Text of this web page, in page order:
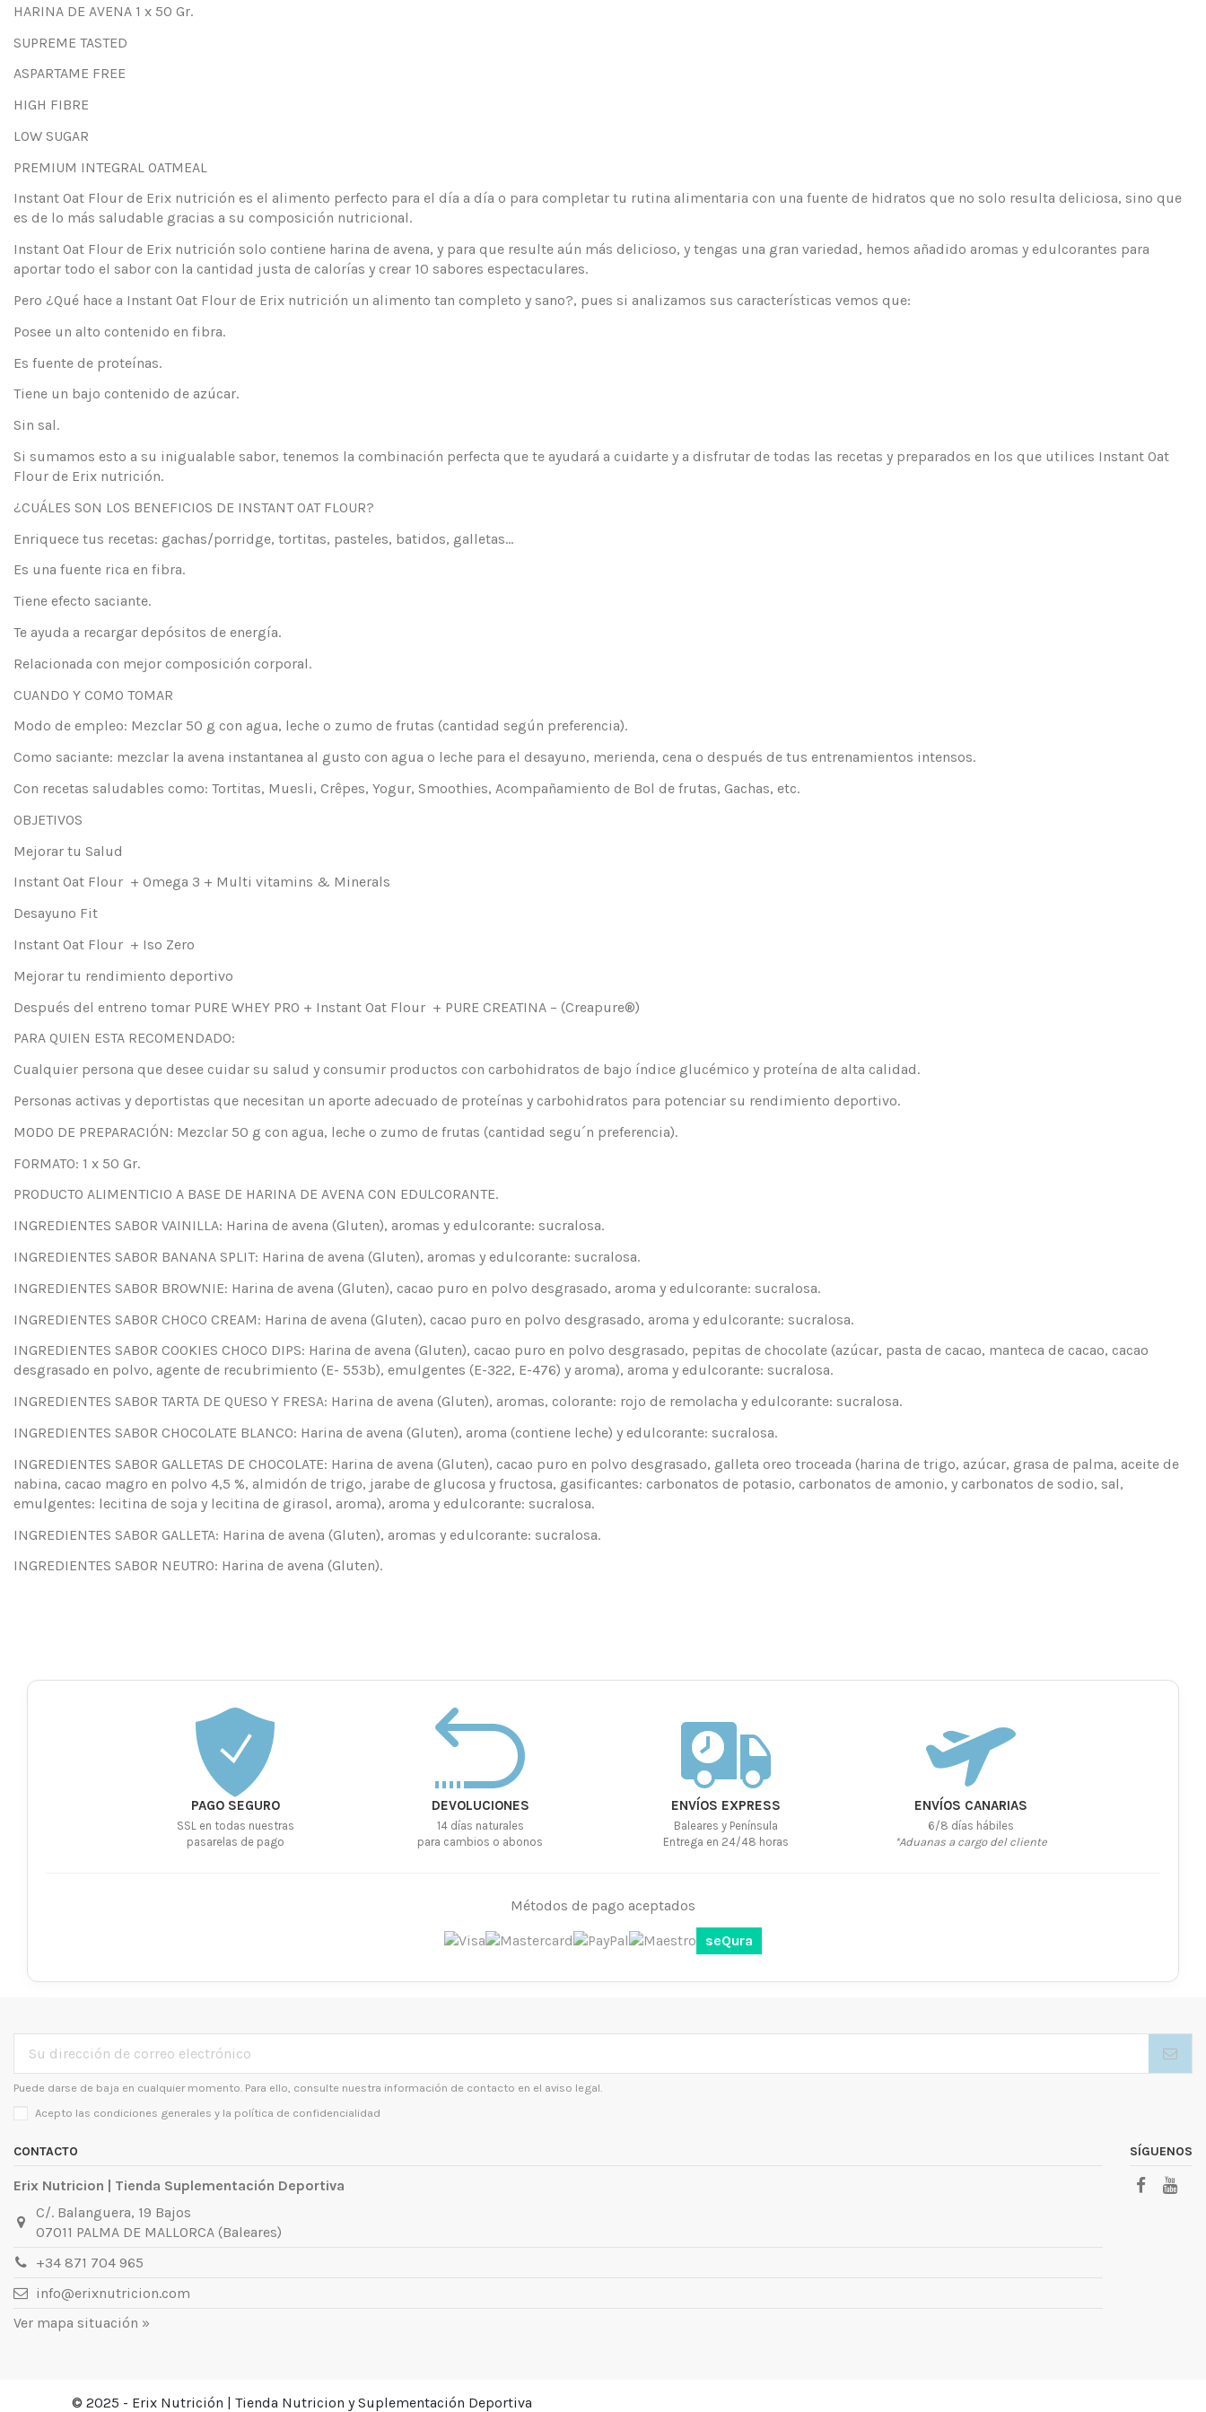
HARINA DE AVENA 1 x 50 Gr.
SUPREME TASTED
ASPARTAME FREE
HIGH FIBRE
LOW SUGAR
PREMIUM INTEGRAL OATMEAL
Instant Oat Flour de Erix nutrición es el alimento perfecto para el día a día o para completar tu rutina alimentaria con una fuente de hidratos que no solo resulta deliciosa, sino que
es de lo más saludable gracias a su composición nutricional.
Instant Oat Flour de Erix nutrición solo contiene harina de avena, y para que resulte aún más delicioso, y tengas una gran variedad, hemos añadido aromas y edulcorantes para
aportar todo el sabor con la cantidad justa de calorías y crear 10 sabores espectaculares.
Pero ¿Qué hace a Instant Oat Flour de Erix nutrición un alimento tan completo y sano?, pues si analizamos sus características vemos que:
Posee un alto contenido en fibra.
Es fuente de proteínas.
Tiene un bajo contenido de azúcar.
Sin sal.
Si sumamos esto a su inigualable sabor, tenemos la combinación perfecta que te ayudará a cuidarte y a disfrutar de todas las recetas y preparados en los que utilices Instant Oat
Flour de Erix nutrición.
¿CUÁLES SON LOS BENEFICIOS DE INSTANT OAT FLOUR?
Enriquece tus recetas: gachas/porridge, tortitas, pasteles, batidos, galletas…
Es una fuente rica en fibra.
Tiene efecto saciante.
Te ayuda a recargar depósitos de energía.
Relacionada con mejor composición corporal.
CUANDO Y COMO TOMAR
Modo de empleo: Mezclar 50 g con agua, leche o zumo de frutas (cantidad según preferencia).
Como saciante: mezclar la avena instantanea al gusto con agua o leche para el desayuno, merienda, cena o después de tus entrenamientos intensos.
Con recetas saludables como: Tortitas, Muesli, Crêpes, Yogur, Smoothies, Acompañamiento de Bol de frutas, Gachas, etc.
OBJETIVOS
Mejorar tu Salud
Instant Oat Flour + Omega 3 + Multi vitamins & Minerals
Desayuno Fit
Instant Oat Flour + Iso Zero
Mejorar tu rendimiento deportivo
Después del entreno tomar PURE WHEY PRO + Instant Oat Flour + PURE CREATINA – (Creapure®)
PARA QUIEN ESTA RECOMENDADO:
Cualquier persona que desee cuidar su salud y consumir productos con carbohidratos de bajo índice glucémico y proteína de alta calidad.
Personas activas y deportistas que necesitan un aporte adecuado de proteínas y carbohidratos para potenciar su rendimiento deportivo.
MODO DE PREPARACIÓN: Mezclar 50 g con agua, leche o zumo de frutas (cantidad segu´n preferencia).
FORMATO: 1 x 50 Gr.
PRODUCTO ALIMENTICIO A BASE DE HARINA DE AVENA CON EDULCORANTE.
INGREDIENTES SABOR VAINILLA: Harina de avena (Gluten), aromas y edulcorante: sucralosa.
INGREDIENTES SABOR BANANA SPLIT: Harina de avena (Gluten), aromas y edulcorante: sucralosa.
INGREDIENTES SABOR BROWNIE: Harina de avena (Gluten), cacao puro en polvo desgrasado, aroma y edulcorante: sucralosa.
INGREDIENTES SABOR CHOCO CREAM: Harina de avena (Gluten), cacao puro en polvo desgrasado, aroma y edulcorante: sucralosa.
INGREDIENTES SABOR COOKIES CHOCO DIPS: Harina de avena (Gluten), cacao puro en polvo desgrasado, pepitas de chocolate (azúcar, pasta de cacao, manteca de cacao, cacao
desgrasado en polvo, agente de recubrimiento (E- 553b), emulgentes (E-322, E-476) y aroma), aroma y edulcorante: sucralosa.
INGREDIENTES SABOR TARTA DE QUESO Y FRESA: Harina de avena (Gluten), aromas, colorante: rojo de remolacha y edulcorante: sucralosa.
INGREDIENTES SABOR CHOCOLATE BLANCO: Harina de avena (Gluten), aroma (contiene leche) y edulcorante: sucralosa.
INGREDIENTES SABOR GALLETAS DE CHOCOLATE: Harina de avena (Gluten), cacao puro en polvo desgrasado, galleta oreo troceada (harina de trigo, azúcar, grasa de palma, aceite de
nabina, cacao magro en polvo 4,5 %, almidón de trigo, jarabe de glucosa y fructosa, gasificantes: carbonatos de potasio, carbonatos de amonio, y carbonatos de sodio, sal,
emulgentes: lecitina de soja y lecitina de girasol, aroma), aroma y edulcorante: sucralosa.
INGREDIENTES SABOR GALLETA: Harina de avena (Gluten), aromas y edulcorante: sucralosa.
INGREDIENTES SABOR NEUTRO: Harina de avena (Gluten).
PAGO SEGURO
SSL en todas nuestras
pasarelas de pago
DEVOLUCIONES
14 días naturales
para cambios o abonos
ENVÍOS EXPRESS
Baleares y Península
Entrega en 24/48 horas
ENVÍOS CANARIAS
6/8 días hábiles
*Aduanas a cargo del cliente
Métodos de pago aceptados
seQura
Puede darse de baja en cualquier momento. Para ello, consulte nuestra información de contacto en el aviso legal.
Acepto las condiciones generales y la política de confidencialidad
CONTACTO
Erix Nutricion | Tienda Suplementación Deportiva
C/. Balanguera, 19 Bajos
07011 PALMA DE MALLORCA (Baleares)
+34 871 704 965
info@erixnutricion.com
Ver mapa situación »
SÍGUENOS
© 2025 - Erix Nutrición | Tienda Nutricion y Suplementación Deportiva